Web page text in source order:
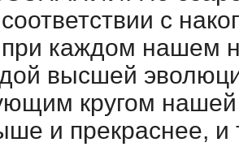
с
каждом нашем
высшей
кругом
и прекраснее,